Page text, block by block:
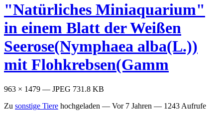
"Natürliches Miniaquarium"
in einem Blatt der Weißen
Seerose(Nymphaea alba(L.))
mit Flohkrebsen(Gamm
963 × 1479 — JPEG 731.8 KB
Zu sonstige Tiere hochgeladen — Vor 7 Jahren — 1243 Aufrufe